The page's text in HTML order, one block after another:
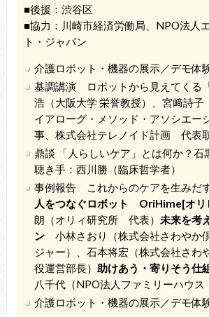
■後援：渋谷区
■協力：川崎市経済労働局、NPO法人
ト・ジャパン
介護ロボット・機器の展示／デモ体
基調講演 ロボットから見えてくる
浩（大阪大学 栄誉教授）、宮﨑詩子
イアローグ・メソッド・アソシエ
事、株式会社テレノイド計画 代表取
鼎談 「人らしいケア」とは何か？石
聴き手：西川勝（臨床哲学者）
事例報告 これからのケアを生みだ
人をつなぐロボット OriHime[オリ
朗（オリィ研究所 代表）未来を考
ン 小林さおり（株式会社さわやか
ジャー）、石本将宏（株式会社さ
役運営部長）助けあう・寄りそう仕
八千代（NPO法人ファミリーハウス
介護ロボット・機器の展示／デモ体